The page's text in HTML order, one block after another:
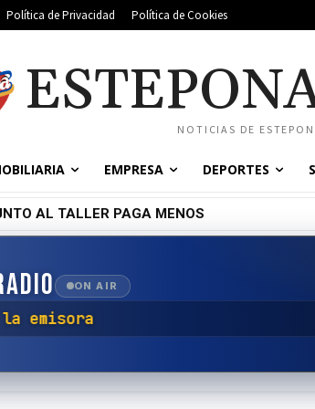
Política de Privacidad Política de Cookies
NOTICIAS DE
EMPRESA DEPORTES
AL TALLER PAGA MENOS
LA PLAYA DE GUADALMANSA EN ESTEPONA
ON AIR
con la emisora